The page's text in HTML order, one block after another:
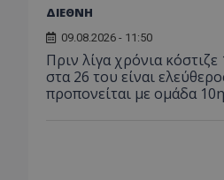
ΔΙΕΘΝΗ
09.08.2026 - 11:50
Πριν λίγα χρόνια
στα 26 του είναι
προπονείται με ομάδα